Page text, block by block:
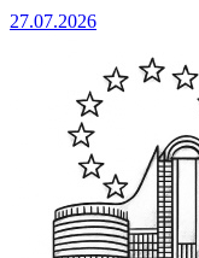
27.07.2026